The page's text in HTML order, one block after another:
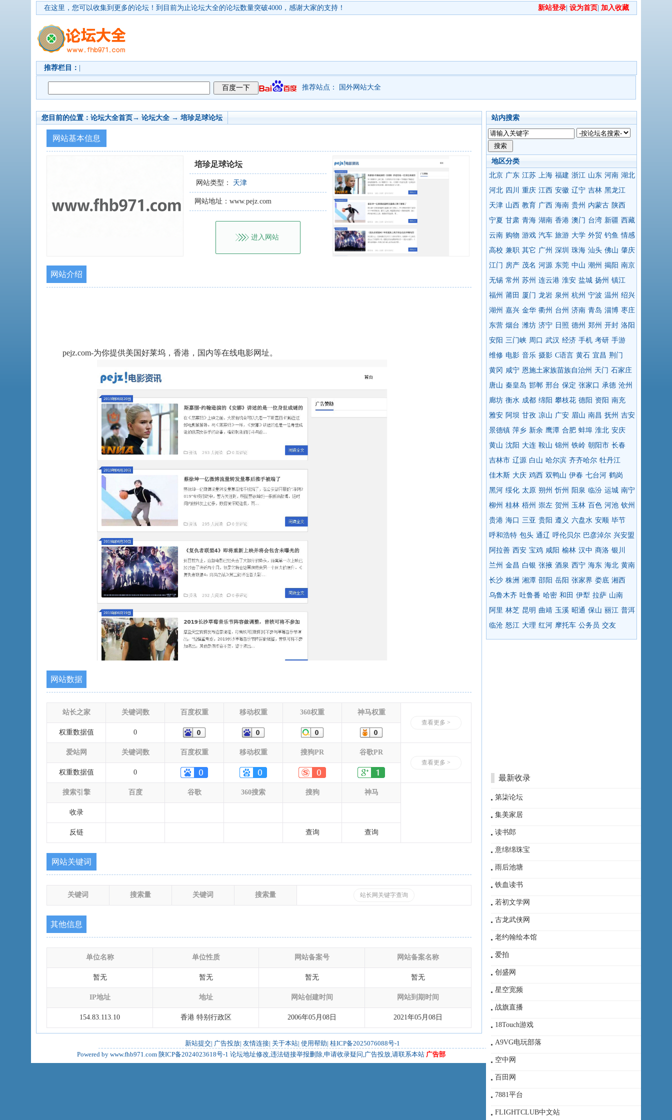
新站登录 设为首页 加入收藏
在这里，您可以收集到更多的论坛！ 到目前为止论坛大全的论坛数量突破4000，感谢大家的支持！
推荐栏目：
推荐站点： 国外网站大全
站内搜索
地区分类
北京 广东 江苏 上海 福建 浙江 山东 河南 湖北
河北 四川 重庆 江西 安徽 辽宁 吉林 黑龙江
天津 山西 教育 广西 海南 贵州 内蒙古 陕西
宁夏 甘肃 青海 湖南 香港 澳门 台湾 新疆 西藏
云南 购物 游戏 汽车 旅游 大学 外贸 钓鱼 情感
高校 兼职 其它 广州 深圳 珠海 汕头 佛山 肇庆
江门 房产 茂名 河源 东莞 中山 潮州 揭阳 南京
无锡 常州 苏州 连云港 淮安 盐城 扬州 镇江
福州 莆田 厦门 龙岩 泉州 杭州 宁波 温州 绍兴
湖州 嘉兴 金华 衢州 台州 济南 青岛 淄博 枣庄
东营 烟台 潍坊 济宁 日照 德州 郑州 开封 洛阳
安阳 三门峡 周口 武汉 经济 手机 考研 手游
维修 电影 音乐 摄影 C语言 黄石 宜昌 荆门
黄冈
咸宁 恩施土家族苗族自治州 天门 石家庄
唐山 秦皇岛 邯郸 邢台 保定 张家口 承德 沧州
廊坊 衡水 成都 绵阳 攀枝花 德阳 资阳 南充
雅安 阿坝 甘孜 凉山 广安 眉山 南昌 抚州 吉安
景德镇 萍乡 新余 鹰潭 合肥 蚌埠 淮北 安庆
黄山 沈阳 大连 鞍山 锦州 铁岭 朝阳市 长春
吉林市 辽源 白山 哈尔滨 齐齐哈尔 牡丹江
佳木斯 大庆 鸡西 双鸭山 伊春 七台河 鹤岗
黑河 绥化 太原 朔州 忻州 阳泉 临汾 运城 南宁
柳州 桂林 梧州 崇左 贺州 玉林 百色 河池 钦州
贵港 海口 三亚 贵阳 遵义 六盘水 安顺 毕节
呼和浩特 包头 通辽 呼伦贝尔 巴彦淖尔 兴安盟
阿拉善 西安 宝鸡 咸阳 榆林 汉中 商洛 银川
兰州 金昌 白银 张掖 酒泉 西宁 海东 海北 黄南
长沙 株洲 湘潭 邵阳 岳阳 张家界 娄底 湘西
乌鲁木齐 吐鲁番 哈密 和田 伊犁 拉萨 山南
阿里 林芝 昆明 曲靖 玉溪 昭通 保山 丽江 普洱
临沧 怒江 大理 红河 摩托车 公务员 交友
最新收录
第柒论坛
集美家居
读书郎
意绵绵珠宝
雨后池塘
铁血读书
若初文学网
古龙武侠网
老约翰绘本馆
爱拍
创盛网
星空宽频
战旗直播
18Touch游戏
A9VG电玩部落
空中网
百田网
7881平台
FLIGHTCLUB中文站
您目前的位置： 论坛大全首页→ 论坛大全 →培珍足球论坛
网站基本信息
培珍足球论坛
网站类型： 天津
网站地址：www.pejz.com
进入网站
网站介绍
pejz.com-为你提供美国好莱坞，香港，国内等在线电影网址。
网站数据
站长之家 关键词数 百度权重 移动权重 360权重 神马权重
查看更多 >
权重数据值 0
爱站网 关键词数 百度权重 移动权重 搜狗PR 谷歌PR
查看更多 >
权重数据值 0
搜索引擎 百度 谷歌 360搜索 搜狗 神马
收录
反链 查询 查询
网站关键词
关键词 搜索量 关键词 搜索量 站长网关键字查询
其他信息
单位名称 单位性质 网站备案号 网站备案名称
暂无 暂无 暂无 暂无
IP地址 地址 网站创建时间 网站到期时间
154.83.113.10 香港 特别行政区 2006年05月08日 2021年05月08日
新站提交| 广告投放| 友情连接| 关于本站| 使用帮助| 桂ICP备2025076088号-1
Powered by www.fhb971.com 陕ICP备2024023618号-1 论坛地址修改,违法链接举报删除,申请收录疑问,广告投放,请联系本站 广告部